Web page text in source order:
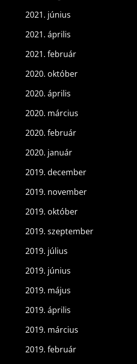
2021. június
2021. április
2021. február
2020. október
2020. április
2020. március
2020. február
2020. január
2019. december
2019. november
2019. október
2019. szeptember
2019. július
2019. június
2019. május
2019. április
2019. március
2019. február